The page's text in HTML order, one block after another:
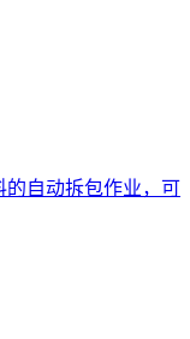
的自动拆包作业，可